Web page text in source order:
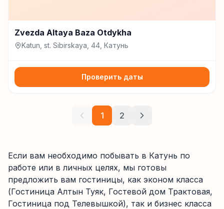
Zvezda Altaya Baza Otdykha
Katun, st. Sibirskaya, 44, Катунь
Проверить даты
1 2
Если вам необходимо побывать в Катунь по
работе или в личных целях, мы готовы
предложить вам гостиницы, как эконом класса
(Гостиница Алтын Туяк, Гостевой дом Трактовая,
Гостиница под Телевышкой), так и бизнес класса